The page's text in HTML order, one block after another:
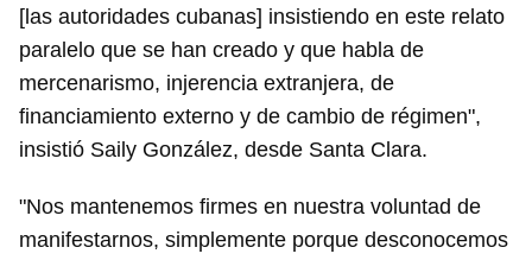
[las autoridades cubanas] insistiendo en este relato
paralelo que se han creado y que habla de
mercenarismo, injerencia extranjera, de
financiamiento externo y de cambio de régimen",
insistió Saily González, desde Santa Clara.
"Nos mantenemos firmes en nuestra voluntad de
manifestarnos, simplemente porque desconocemos